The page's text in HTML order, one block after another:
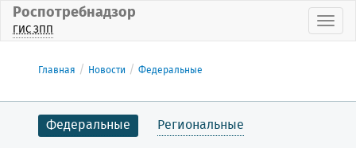
Роспотребнадзор
ГИС ЗПП
Главная Новости Федеральные
Федеральные Региональные